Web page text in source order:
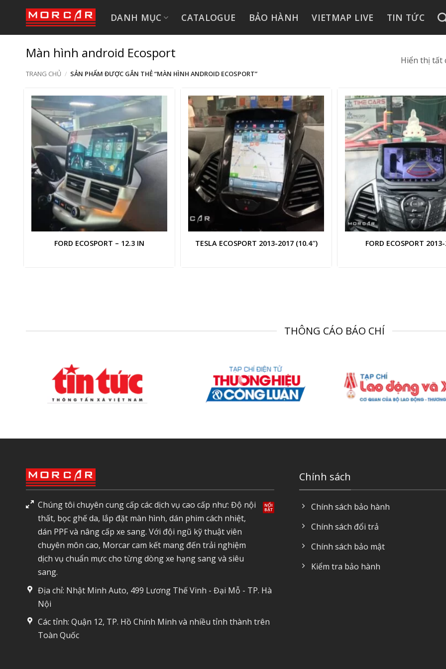
nội
DANH MỤC CATALOGUE BẢO HÀNH VIETMAP LIVE TIN TỨC
Màn hình android Ecosport
TRANG CHỦ / SẢN PHẨM ĐƯỢC GẮN THẺ “MÀN HÌNH ANDROID ECOSPORT”
Hiển thị tất
FORD ECOSPORT – 12.3 IN
+
TESLA ECOSPORT 2013-2017 (10.4″)
+
FORD ECOSPORT
THÔNG CÁO BÁO CHÍ
Chúng tôi chuyên cung cấp các dịch vụ cao cấp như: Độ nội
thất, bọc ghế da, lắp đặt màn hình, dán phim cách nhiệt,
dán PPF và nâng cấp xe sang. Với đội ngũ kỹ thuật viên
chuyên môn cao, Morcar cam kết mang đến trải nghiệm
dịch vụ chuẩn mực cho từng dòng xe hạng sang và siêu
sang.
Địa chỉ: Nhật Minh Auto, 499 Lương Thế Vinh - Đại Mỗ - TP. Hà
Nội
Các tỉnh: Quận 12, TP. Hồ Chính Minh và nhiều tỉnh thành trên
Toàn Quốc
Chính sách
Chính sách bảo hành
Chính sách đổi trả
Chính sách bảo mật
Kiểm tra bảo hành